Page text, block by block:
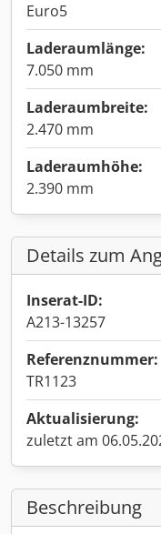
Euro5
Laderaumlänge:
7.050 mm
Laderaumbreite:
2.470 mm
Laderaumhöhe:
2.390 mm
Details zum
Inserat-ID:
A213-13257
Referenznummer:
TR1123
Aktualisierung:
zuletzt am
Beschreibung